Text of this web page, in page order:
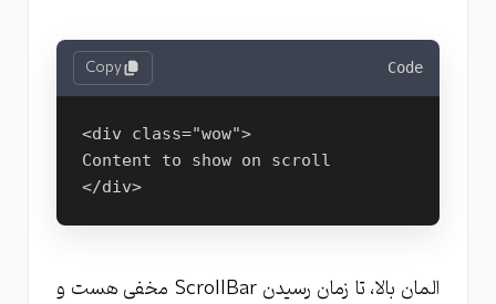
Code
Copy
<div class="wow">
Content to show on scroll
</div>
المان بالا، تا زمان رسیدن ScrollBar مخفی هست و